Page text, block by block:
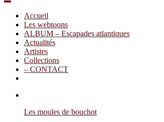
Accueil
Les webtoons
ALBUM – Escapades atlantiques
Actualités
Artistes
Collections
– CONTACT
Les moules de bouchot